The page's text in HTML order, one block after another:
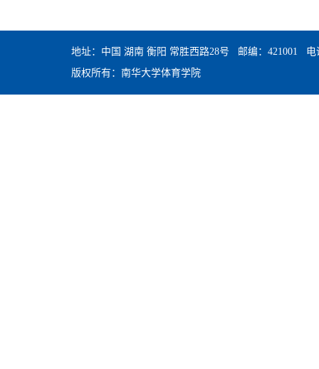
地址：中国 湖南 衡阳 常胜西路28号 邮编：421001 电
版权所有：南华大学体育学院